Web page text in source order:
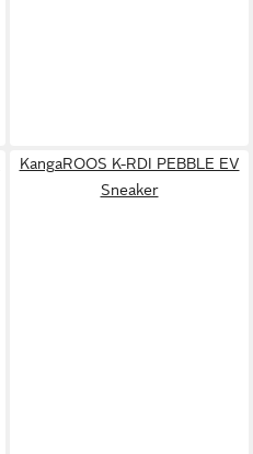
KangaROOS K-RDI PEBBLE EV
Sneaker